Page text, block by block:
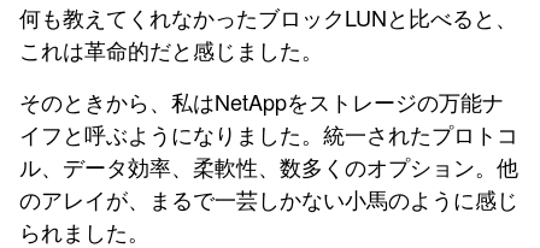
何も教えてくれなかったブロックLUNと比べると、
これは革命的だと感じました。
そのときから、私はNetAppをストレージの万能ナ
イフと呼ぶようになりました。統一されたプロトコ
ル、データ効率、柔軟性、数多くのオプション。他
のアレイが、まるで一芸しかない小馬のように感じ
られました。